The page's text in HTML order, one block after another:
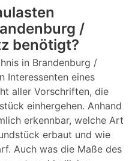
/
benötigt?
in Brandenburg /
Interessenten eines
aller Vorschriften, die
einhergehen. Anhand
erkennbar, welche Art
erbaut und wie
Auch was die Maße des